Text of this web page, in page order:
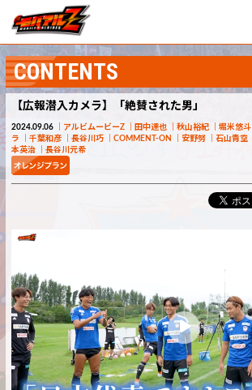
CONTENTS
【広報潜入カメラ】「絶賛された男」
2024.09.06 アルビムービーZ 田中達也 秋山裕紀 堀米悠斗
ラ
千葉和彦 長谷川巧 COMMENT-ON 安野努 石山青空
本英治
長谷川元希